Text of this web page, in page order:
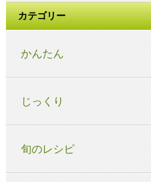
カテゴリー
かんたん
じっくり
旬のレシピ